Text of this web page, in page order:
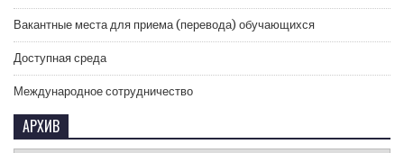
Вакантные места для приема (перевода) обучающихся
Доступная среда
Международное сотрудничество
АРХИВ